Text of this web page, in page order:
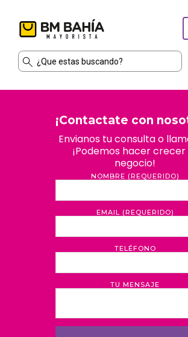
NUESTRA EMPRESA
¡Contactate con
Envianos tu consulta o
¡Podemos hacer
negocio!
NOMBRE (REQUERIDO)
EMAIL (REQUERIDO)
TELÉFONO
TU MENSAJE